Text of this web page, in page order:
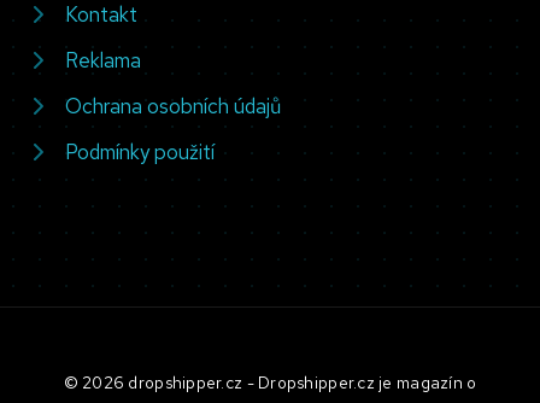
Kontakt
Reklama
Ochrana osobních údajů
Podmínky použití
© 2026 dropshipper.cz - Dropshipper.cz je magazín o